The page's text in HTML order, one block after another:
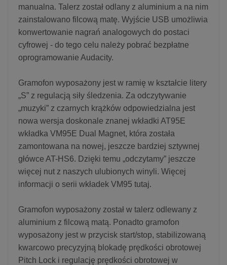
manualna. Talerz został odlany z aluminium a na nim
zainstalowano filcową matę. Wyjście USB umożliwia
konwertowanie nagrań analogowych do postaci
cyfrowej - do tego celu należy pobrać bezpłatne
oprogramowanie Audacity.
Gramofon wyposażony jest w ramię w kształcie litery
„S” z regulacją siły śledzenia. Za odczytywanie
„muzyki” z czarnych krążków odpowiedzialna jest
nowa wersja doskonale znanej wkładki AT95E
wkładka VM95E Dual Magnet, która została
zamontowana na nowej, jeszcze bardziej sztywnej
główce AT-HS6. Dzięki temu „odczytamy” jeszcze
więcej nut z naszych ulubionych winyli. Więcej
informacji o serii wkładek VM95 tutaj.
Gramofon wyposażony został w talerz odlewany z
aluminium z filcową matą. Ponadto gramofon
wyposażony jest w przycisk start/stop, stabilizowaną
kwarcowo precyzyjną blokadę prędkości obrotowej
Pitch Lock i regulację prędkości obrotowej w